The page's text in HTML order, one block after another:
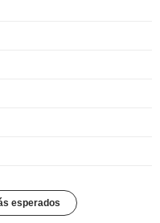
esperados